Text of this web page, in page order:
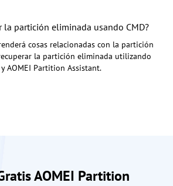
la partición eliminada usando CMD?
cosas relacionadas con la partición
la partición eliminada utilizando
y AOMEI Partition Assistant.
AOMEI Partition